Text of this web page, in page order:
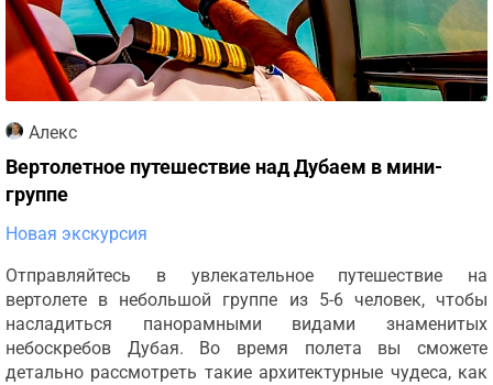
Алекс
Вертолетное путешествие над Дубаем в мини-
группе
Новая экскурсия
Отправляйтесь в увлекательное путешествие на
вертолете в небольшой группе из 5-6 человек, чтобы
насладиться панорамными видами знаменитых
небоскребов Дубая. Во время полета вы сможете
детально рассмотреть такие архитектурные чудеса, как